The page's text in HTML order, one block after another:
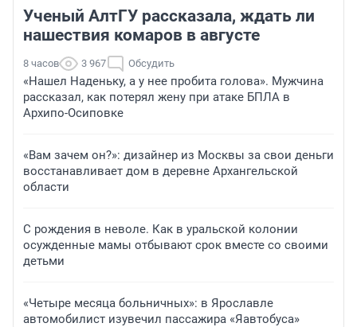
Ученый АлтГУ рассказала, ждать ли
нашествия комаров в августе
8 часов 3 967 Обсудить
«Нашел Наденьку, а у нее пробита голова». Мужчина
рассказал, как потерял жену при атаке БПЛА в
Архипо-Осиповке
«Вам зачем он?»: дизайнер из Москвы за свои деньги
восстанавливает дом в деревне Архангельской
области
С рождения в неволе. Как в уральской колонии
осужденные мамы отбывают срок вместе со своими
детьми
«Четыре месяца больничных»: в Ярославле
автомобилист изувечил пассажира «Яавтобуса»